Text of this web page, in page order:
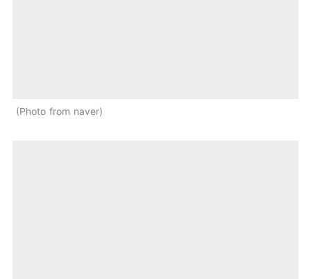
Photo from naver